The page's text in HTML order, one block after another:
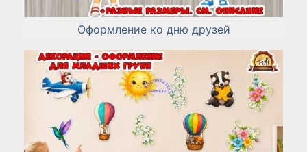
Оформление ко дню друзей